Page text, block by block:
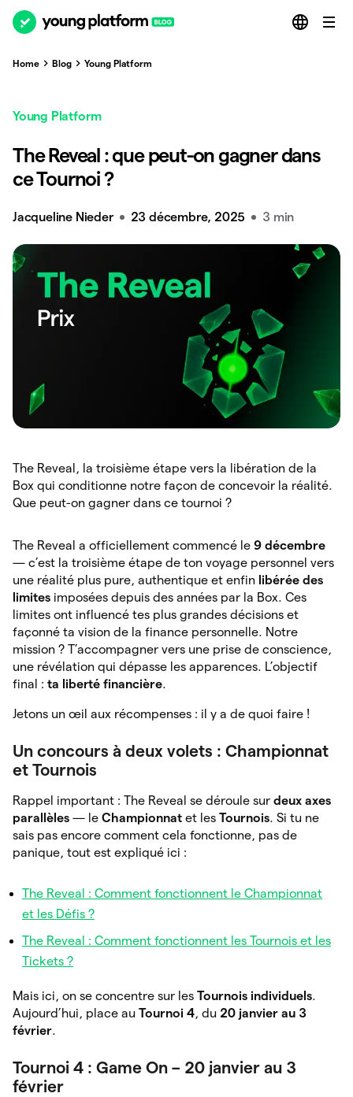
Home Blog Young Platform
Young Platform
The Reveal : que peut-on gagner dans
ce Tournoi ?
Jacqueline Nieder 23 décembre, 2025 3 min
The Reveal, la troisième étape vers la libération de la
Box qui conditionne notre façon de concevoir la réalité.
Que peut-on gagner dans ce tournoi ?
The Reveal a officiellement commencé le 9 décembre
— c’est la troisième étape de ton voyage personnel vers
une réalité plus pure, authentique et enfin libérée des
limites imposées depuis des années par la Box. Ces
limites ont influencé tes plus grandes décisions et
façonné ta vision de la finance personnelle. Notre
mission ? T’accompagner vers une prise de conscience,
une révélation qui dépasse les apparences. L’objectif
final : ta liberté financière.
Jetons un œil aux récompenses : il y a de quoi faire !
Un concours à deux volets : Championnat
et Tournois
Rappel important : The Reveal se déroule sur deux axes
parallèles — le Championnat et les Tournois. Si tu ne
sais pas encore comment cela fonctionne, pas de
panique, tout est expliqué ici :
The Reveal : Comment fonctionnent le Championnat
et les Défis ?
The Reveal : Comment fonctionnent les Tournois et les
Tickets ?
Mais ici, on se concentre sur les Tournois individuels.
Aujourd’hui, place au Tournoi 4, du 20 janvier au 3
février.
Tournoi 4 : Game On – 20 janvier au 3
février